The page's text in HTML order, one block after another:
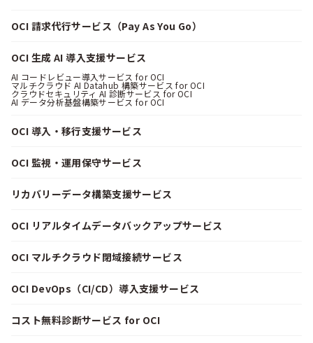
OCI 請求代行サービス（Pay As You Go）
OCI 生成 AI 導入支援サービス
AI コードレビュー導入サービス for OCI
マルチクラウド AI Datahub 構築サービス for OCI
クラウドセキュリティ AI 診断サービス for OCI
AI データ分析基盤構築サービス for OCI
OCI 導入・移行支援サービス
OCI 監視・運用保守サービス
リカバリーデータ構築支援サービス
OCI リアルタイムデータバックアップサービス
OCI マルチクラウド閉域接続サービス
OCI DevOps（CI/CD）導入支援サービス
コスト無料診断サービス for OCI